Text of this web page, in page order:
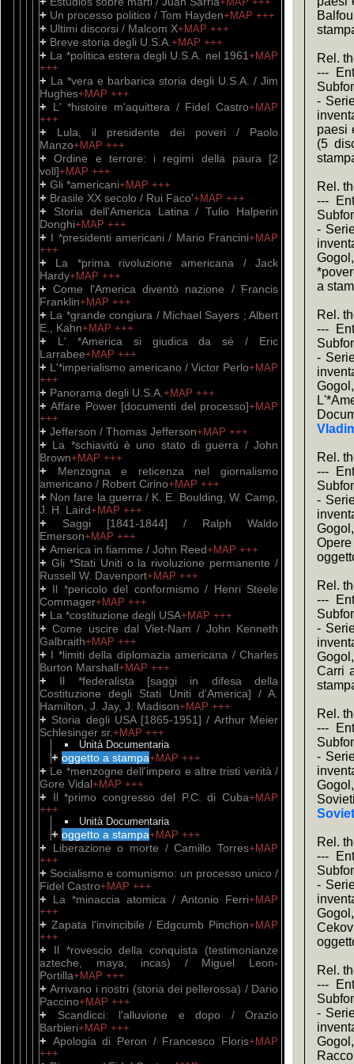
+ Un processo politico / Tom Hayden+MAP +++
+ Ultimi discorsi / Malcom X+MAP +++
+ Breve storia degli U.S.A. +MAP +++
+ La *politica estera degli U.S.A. nel 1961+MAP
+++
+ La *vera e barbarica storia degli U.S.A. / Jim
Hughes+MAP +++
+ L' *histoire m'aquittera / Fidel Castro+MAP
+++
+ Lula, il presidente dei poveri / Paolo
Manzo+MAP +++
+Ordine e terrore: i regimi della paura [2
voll]+MAP +++
+ Gli *americani+MAP +++
+ Brasile XX secolo / Rui Faco'+MAP +++
+
Storia dell'America Latina / Tulio Halperin
Donghi+MAP +++
+ I *presidenti americani / Mario Francini+MAP
+++
+ La *prima rivoluzione americana / Jack
Hardy+MAP +++
+Come l'America diventò nazione / Francis
Franklin+MAP +++
+ La *grande congiura / Michael Sayers ; Albert
E., Kahn+MAP +++
+
L' *America si giudica da sé / Eric
Larrabee+MAP +++
+ L'*imperialismo americano / Victor Perlo+MAP
+++
+ Panorama degli U.S.A. +MAP +++
+Affare Power [documenti del processo]+MAP
+++
+ Jefferson / Thomas Jefferson+MAP +++
+ La *schiavitù è uno stato di guerra / John
Brown+MAP +++
+
Menzogna e reticenza nel giornalismo
americano / Robert Cirino+MAP +++
+ Non fare la guerra / K. E. Boulding, W. Camp,
J. H. Laird+MAP +++
+ Saggi [1841-1844] / Ralph Waldo
Emerson+MAP +++
+ America in fiamme / John Reed+MAP +++
+ Gli *Stati Uniti o la rivoluzione permanente /
Russell W. Davenport+MAP +++
+ Il *pericolo del conformismo / Henri Steele
Commager+MAP +++
+ La *costituzione degli USA+MAP +++
+Come uscire dal Viet-Nam / John Kenneth
Galbraith+MAP +++
+ I *limiti della diplomazia americana / Charles
Burton Marshall+MAP +++
+ Il *federalista [saggi in difesa della
Costituzione degli Stati Uniti d'America] / A.
Hamilton, J. Jay, J. Madison+MAP +++
+ Storia degli USA [1865-1951] / Arthur Meier
Schlesinger sr. +MAP +++
Unità Documentaria
+ oggetto a stampa+MAP +++
+ Le *menzogne dell'impero e altre tristi verità /
Gore Vidal+MAP +++
+ Il *primo congresso del P.C. di Cuba+MAP
+++
Unità Documentaria
+ oggetto a stampa+MAP +++
+ Liberazione o morte / Camillo Torres+MAP
+++
+ Socialismo e comunismo: un processo unico /
Fidel Castro+MAP +++
+ La *minaccia atomica / Antonio Ferri+MAP
+++
+ Zapata l'invincibile / Edgcumb Pinchon+MAP
+++
+
Il *rovescio della conquista (testimonianze
azteche, maya, incas) / Miguel Leon-
Portilla+MAP +++
+Arrivano i nostri (storia dei pellerossa) / Dario
Paccino+MAP +++
+
Scandicci: l'alluvione e dopo / Orazio
Barbieri+MAP +++
+ Apologia di Peron / Francesco Floris+MAP
+++
Rel.
---
-
paesi
(5
Rel.
---
-
a
Rel.
---
-
Rel.
---
-
Rel.
---
-
Carri
Rel.
---
-
Rel.
---
-
Rel.
---
-